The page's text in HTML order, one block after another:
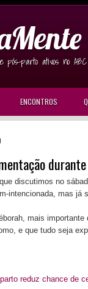
pós-parto ativos no
ENCONTROS
discutimos no
intencionada, mas já
mais
e que tudo seja
reduz chance de